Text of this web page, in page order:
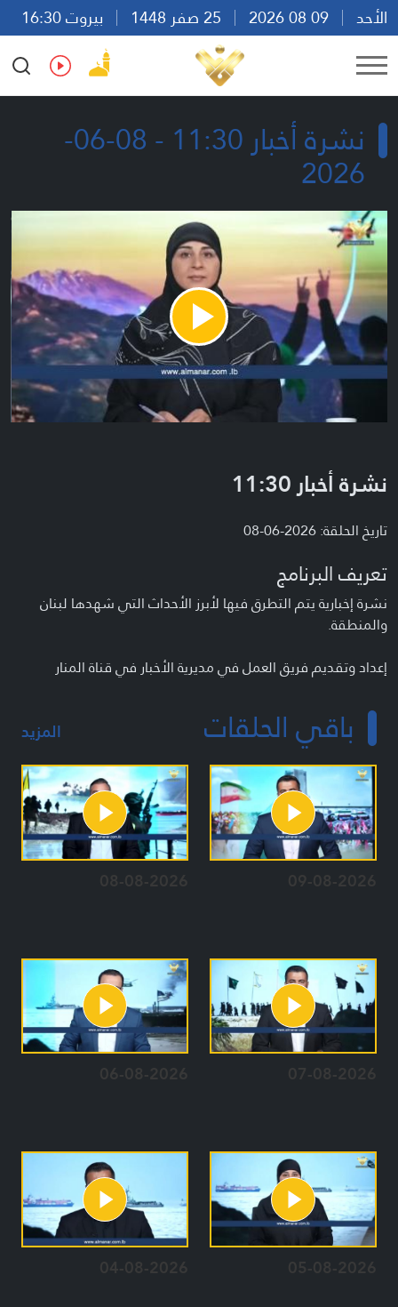
الأحد
بيروت 16:30
Ar
En Fr Es
نشرة أخبار 11:30 - 08-06-
2026
Play
Video
نشرة أخبار 11:30
تاريخ الحلقة: 2026-06-08
تعريف البرنامج
نشرة إخبارية يتم التطرق فيها لأبرز الأحداث التي شهدها لبنان
والمنطقة.
إعداد وتقديم فريق العمل في مديرية الأخبار في قناة المنار
باقي الحلقات المزيد
09-08-2026
08-08-2026
07-08-2026
06-08-2026
05-08-2026
04-08-2026